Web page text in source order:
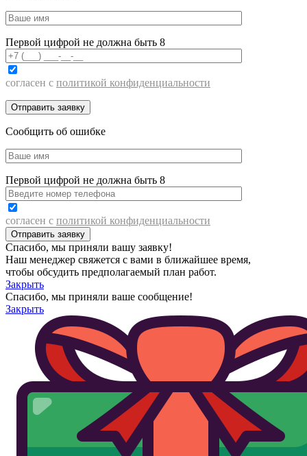
Первой цифрой не должна быть 8
согласен с политикой конфиденциальности
Сообщить об ошибке
Первой цифрой не должна быть 8
согласен с политикой конфиденциальности
Спасибо, мы приняли вашу заявку!
Наш менеджер свяжется с вами в ближайшее время,
чтобы обсудить предполагаемый план работ.
Закрыть
Спасибо, мы приняли ваше сообщение!
Закрыть